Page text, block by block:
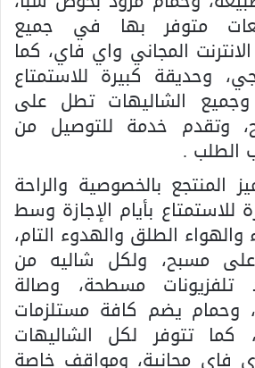
متوفر بها في جميع
المجاني واي فاي، كما
وحديقة كبيرة للاستمتاع
وجميع الشاليهات تطل على
وتقدم خدمة للتوصيل من
الطلب .
المنتجع بالخصوصية والراحة
للاستمتاع بأيام الإجازة وسط
والهواء الطلق والهدوء التام،
على مسبح، ولكل شاليه من
تلفزيونات مسطحة، وصالة
وحمام يضم كافة مستلزمات
كما تتوفر لكل الشاليهات
فاي مجانية، ومواقف خاصة